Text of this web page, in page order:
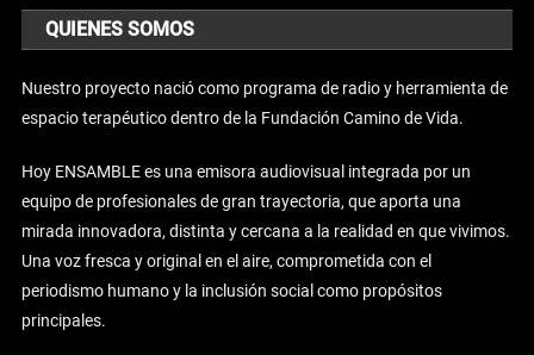
QUIENES SOMOS
Nuestro proyecto nació como programa de radio y herramienta de
espacio terapéutico dentro de la Fundación Camino de Vida.
Hoy ENSAMBLE es una emisora audiovisual integrada por un
equipo de profesionales de gran trayectoria, que aporta una
mirada innovadora, distinta y cercana a la realidad en que vivimos.
Una voz fresca y original en el aire, comprometida con el
periodismo humano y la inclusión social como propósitos
principales.